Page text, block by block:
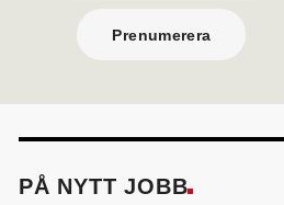
Prenumerera
PÅ NYTT JOBB